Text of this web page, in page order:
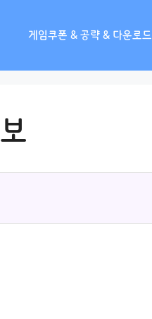
게임쿠폰 & 공략 & 다운로드